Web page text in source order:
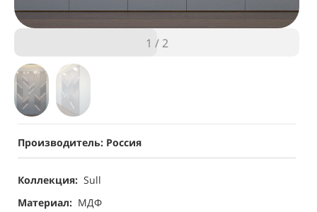
1 /2
Производитель: Россия
Коллекция: Sull
Материал: МДФ